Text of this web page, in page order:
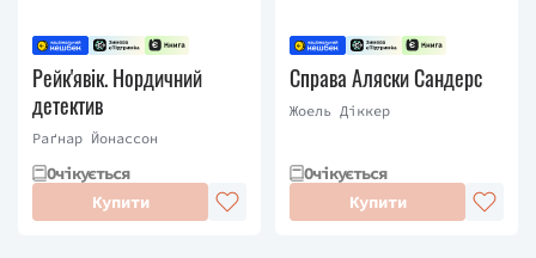
Рейк'явік. Нордичний
детектив
Раґнар Йонассон
Очікується
Купити
Справа Аляски Сандерс
Жоель Діккер
Очікується
Купити